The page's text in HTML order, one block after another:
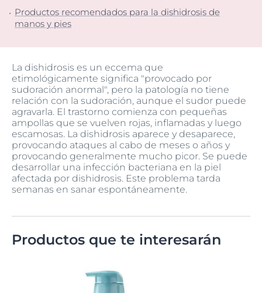
Productos recomendados para la dishidrosis de
manos y pies
La dishidrosis es un eccema que
etimológicamente significa "provocado por
sudoración anormal", pero la patología no tiene
relación con la sudoración, aunque el sudor puede
agravarla. El trastorno comienza con pequeñas
ampollas que se vuelven rojas, inflamadas y luego
escamosas. La dishidrosis aparece y desaparece,
provocando ataques al cabo de meses o años y
provocando generalmente mucho picor. Se puede
desarrollar una infección bacteriana en la piel
afectada por dishidrosis. Este problema tarda
semanas en sanar espontáneamente.
Productos que te interesarán